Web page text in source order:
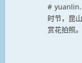
#
时节，昆
赏花拍照